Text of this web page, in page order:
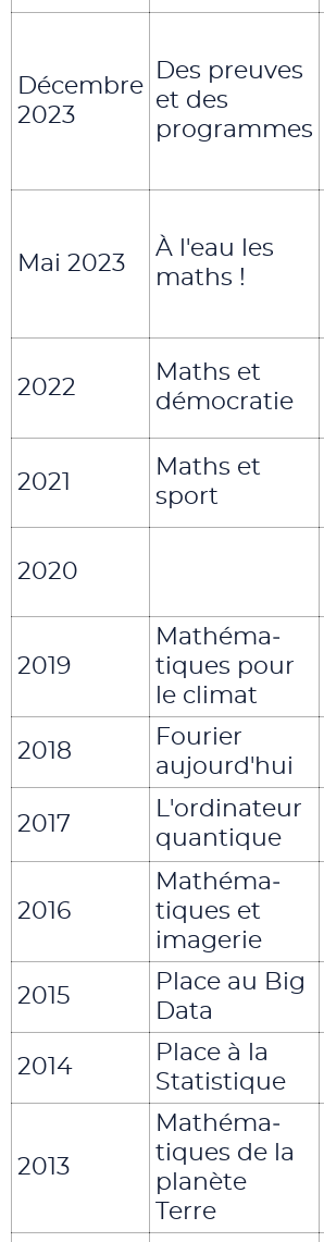
Décembre
2023
Des preuves
et des
programmes
Mai 2023
À l'eau les
maths !
2022
Maths et
démocratie
2021
Maths et
sport
2020
2019
Mathéma­
tiques pour
le climat
2018
Fourier
aujourd'hui
2017
L'ordinateur
quantique
2016
Mathéma­
tiques et
imagerie
2015
Place au Big
Data
2014
Place à la
Statistique
2013
Mathéma­
tiques de la
planète
Terre